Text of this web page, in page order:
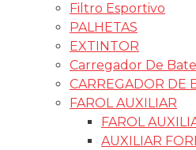
Filtro Esportivo
PALHETAS
EXTINTOR
Carregador De
CARREGADOR DE
FAROL AUXILIAR
FAROL
AUXILIAR